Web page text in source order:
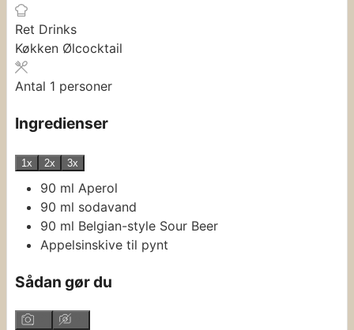
Ret Drinks
Køkken Ølcocktail
Antal 1 personer
Ingredienser
1x 2x 3x
90 ml Aperol
90 ml sodavand
90 ml Belgian-style Sour Beer
Appelsinskive til pynt
Sådan gør du